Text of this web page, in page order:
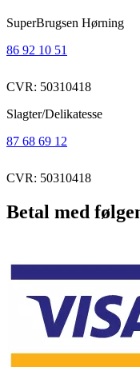
SuperBrugsen Hørning
86 92 10 51
CVR: 50310418
Slagter/Delikatesse
87 68 69 12
CVR: 50310418
Betal med